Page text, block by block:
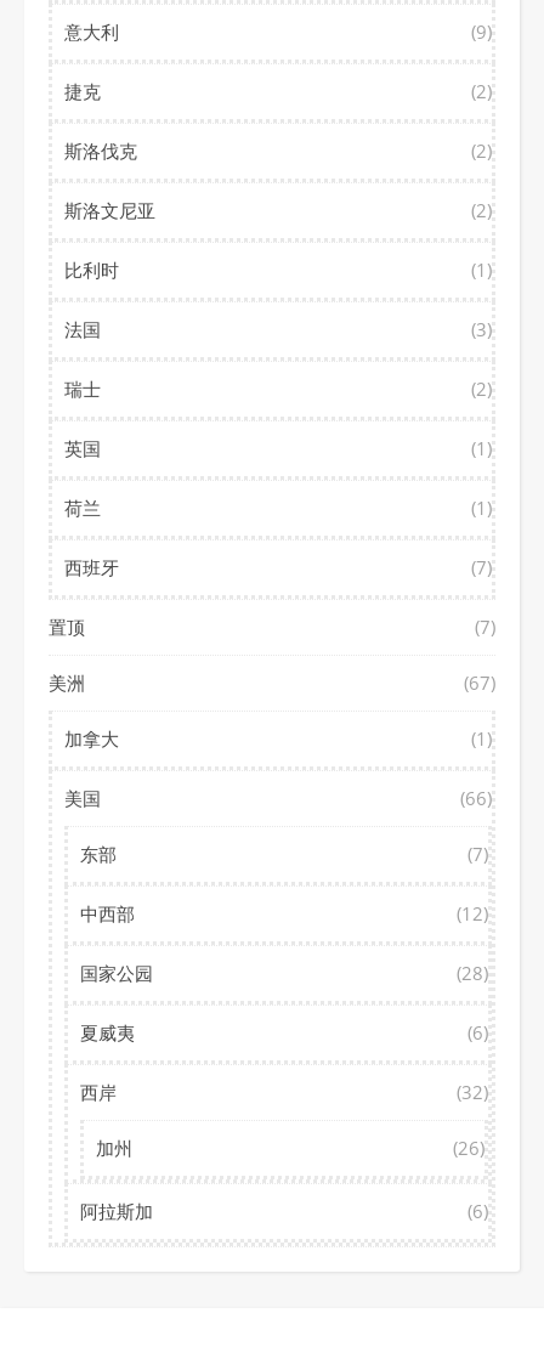
意大利 (9)
捷克 (2)
斯洛伐克 (2)
斯洛文尼亚 (2)
比利时 (1)
法国 (3)
瑞士 (2)
英国 (1)
荷兰 (1)
西班牙 (7)
置顶 (7)
美洲 (67)
加拿大 (1)
美国 (66)
东部 (7)
中西部 (12)
国家公园 (28)
夏威夷 (6)
西岸 (32)
加州 (26)
阿拉斯加 (6)